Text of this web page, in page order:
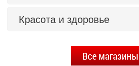
Красота и здоровье
Все магазины